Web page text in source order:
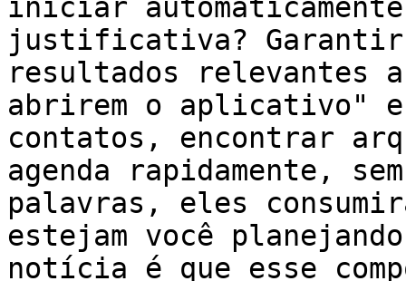
iniciar
justificativa? Garantir
resultados relevantes
abrirem o aplicativo"
contatos, encontrar
agenda rapidamente,
palavras, eles
estejam você
notícia é que esse